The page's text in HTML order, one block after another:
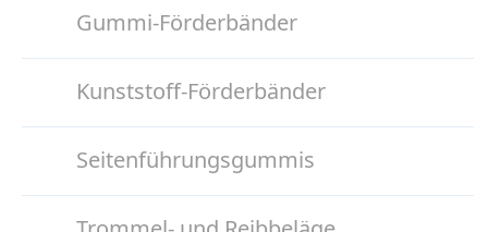
Gummi-Förderbänder
Kunststoff-Förderbänder
Seitenführungsgummis